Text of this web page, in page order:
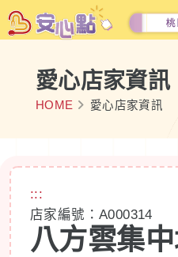
愛心店家資訊
HOME 愛心店家資訊
:::
店家編號：A000314
八方雲集